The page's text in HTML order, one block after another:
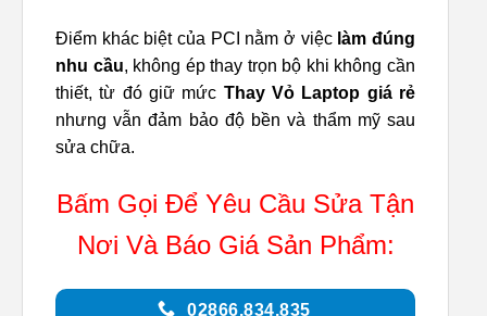
Điểm khác biệt của PCI nằm ở việc làm đúng
nhu cầu, không ép thay trọn bộ khi không cần
thiết, từ đó giữ mức Thay Vỏ Laptop giá rẻ
nhưng vẫn đảm bảo độ bền và thẩm mỹ sau
sửa chữa.
Bấm Gọi Để Yêu Cầu Sửa Tận
Nơi Và Báo Giá Sản Phẩm:
02866.834.835